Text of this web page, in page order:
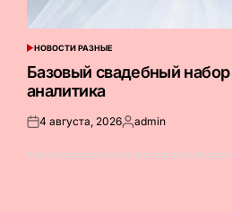
ОПУБЛИКОВАНО
В
НОВОСТИ РАЗНЫЕ
Базовый свадебный
аналитика
Опубликовано
4 августа, 2026Запись
admin